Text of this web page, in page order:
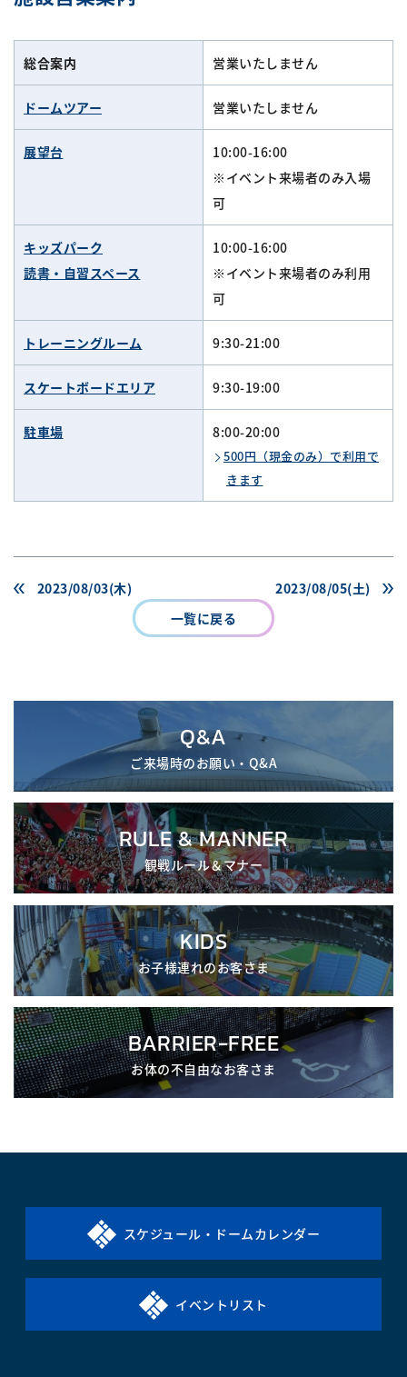
総合案内 営業いたしません
ドームツアー 営業いたしません
展望台
10:00-16:00
※イベント来場者のみ入場
可
キッズパーク
読書・自習スペース
10:00-16:00
※イベント来場者のみ利用
可
トレーニングルーム 9:30-21:00
スケートボードエリア 9:30-19:00
駐車場 8:00-20:00
500円（現金のみ）で利用で
きます
2023/08/03(木)
一覧に戻る
2023/08/05(土)
Q&A
ご来場時のお願い・Q&A
RULE & MANNER
観戦ルール＆マナー
KIDS
お子様連れのお客さま
BARRIER-FREE
お体の不自由なお客さま
スケジュール・ドームカレンダー
イベントリスト